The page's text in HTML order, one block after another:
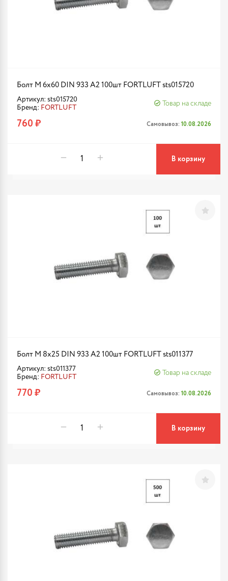
Болт М 6х60 DIN 933 A2 100шт FORTLUFT sts015720
Артикул: sts015720
Бренд: FORTLUFT
Товар на складе
760 ₽ Самовывоз: 10.08.2026
В корзину
Болт М 8х25 DIN 933 A2 100шт FORTLUFT sts011377
Артикул: sts011377
Бренд: FORTLUFT
Товар на складе
770 ₽ Самовывоз: 10.08.2026
В корзину